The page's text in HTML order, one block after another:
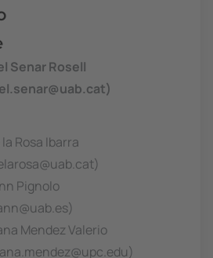
Senar Rosell
Rosa Ibarra
Pignolo
Mendez Valerio